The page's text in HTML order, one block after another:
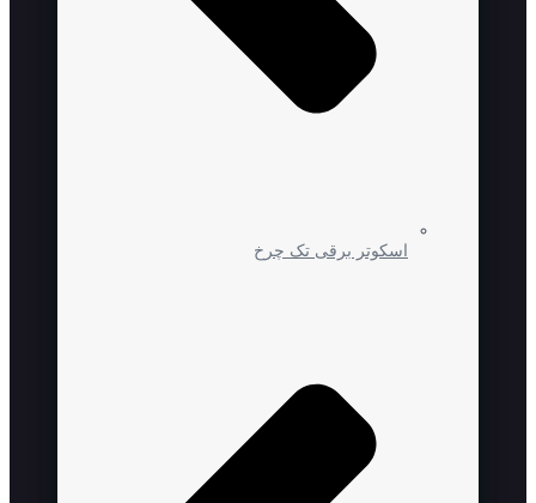
اسکوتر برقی تک چرخ